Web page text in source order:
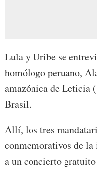
Lula y Uribe se
homólogo peruano,
amazónica de Leticia
Brasil.
Allí, los tres
conmemorativos de
a un concierto